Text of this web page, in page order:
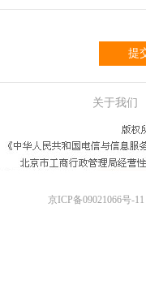
提
关于我们
京ICP备09021066号-11